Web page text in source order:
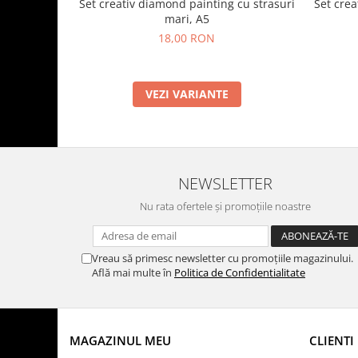
Set creativ diamond painting cu strasuri
mari, A5
18,00 RON
VEZI VARIANTE
Set
NEWSLETTER
Nu rata ofertele și promoțiile noastre
Vreau să primesc newsletter cu promoțiile magazinului.
Află mai multe în Politica de Confidentialitate
MAGAZINUL MEU CLIENTI